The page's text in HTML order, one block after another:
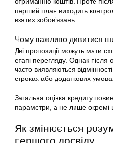
отриманню коштів. Проте
перший план виходить
взятих зобов’язань.
Чому важливо дивитися
Дві пропозиції можуть мати
етапі перегляду. Однак
часто виявляються
строках або додаткових
Загальна оцінка кредиту
параметри, а не лише окремі
Як змінюється
першого досвіду